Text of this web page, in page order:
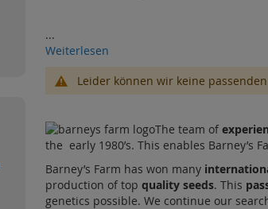
...
Weiterlesen
Leider können wir keine
The team of
the early 1980’s. This enables Barney’s
Barney’s Farm has won many
production of top quality seeds. This
genetics possible. We continue our